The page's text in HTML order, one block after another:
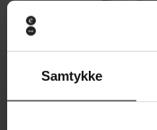
Samtykke